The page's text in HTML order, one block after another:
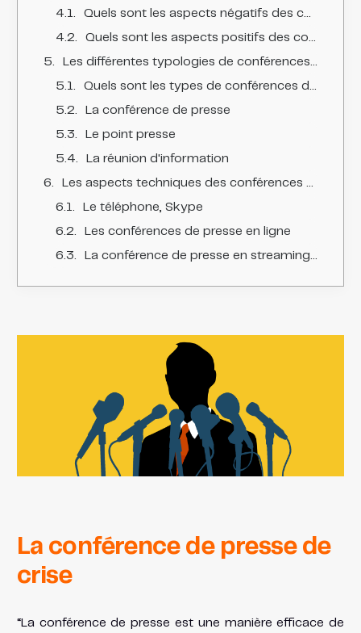
Quels sont les aspects négatifs des conférences de presse ?
Quels sont les aspects positifs des conférences de presse ?
Les différentes typologies de conférences de presse
Quels sont les types de conférences de presse de crise ?
La conférence de presse
Le point presse
La réunion d'information
Les aspects techniques des conférences de presse
Le téléphone, Skype
Les conférences de presse en ligne
La conférence de presse en streaming/webcast
La conférence de presse de
crise
“La conférence de presse est une manière efficace de